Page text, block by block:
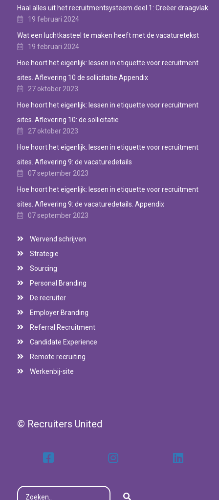
Haal alles uit het recruitmentsysteem deel 1: Creëer draagvlak
19 februari 2024
Wat een luchtkasteel te maken heeft met de vacaturetekst
19 februari 2024
Hoe hoort het eigenlijk: lessen in etiquette voor recruitment
sites. Aflevering 10 de sollicitatie Appendix
27 oktober 2023
Hoe hoort het eigenlijk: lessen in etiquette voor recruitment
sites. Aflevering 10: de sollicitatie
27 oktober 2023
Hoe hoort het eigenlijk: lessen in etiquette voor recruitment
sites. Aflevering 9: de vacaturedetails
07 september 2023
Hoe hoort het eigenlijk: lessen in etiquette voor recruitment
sites. Aflevering 9: de vacaturedetails. Appendix
07 september 2023
Wervend schrijven
Strategie
Sourcing
Personal Branding
De recruiter
Employer Branding
Referral Recruitment
Candidate Experience
Remote recruiting
Werkenbij-site
© Recruiters United